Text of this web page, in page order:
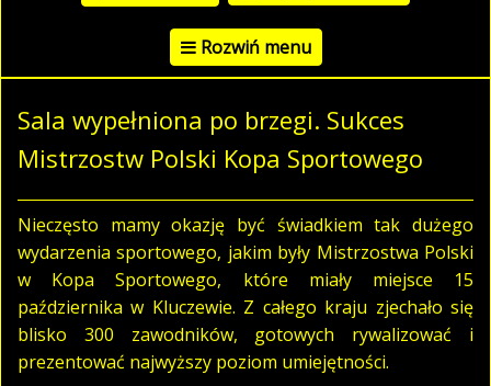
Rozwiń menu
Sala wypełniona po brzegi. Sukces
Mistrzostw Polski Kopa Sportowego
Nieczęsto mamy okazję być świadkiem tak dużego
wydarzenia sportowego, jakim były Mistrzostwa Polski
w Kopa Sportowego, które miały miejsce 15
października w Kluczewie. Z całego kraju zjechało się
blisko 300 zawodników, gotowych rywalizować i
prezentować najwyższy poziom umiejętności.